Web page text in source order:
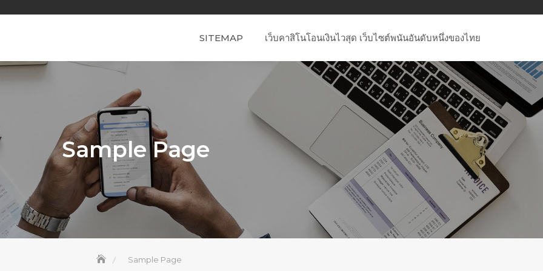
SITEMAP เว็บคาสิโนโอนเงินไวสุด เว็บไซต์พนันอันดับหนึ่งของไทย
Sample Page
Sample Page